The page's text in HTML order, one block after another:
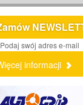
informacji